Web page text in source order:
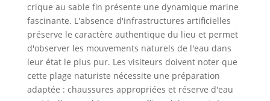
crique au sable fin présente une dynamique marine
fascinante. L'absence d'infrastructures artificielles
préserve le caractère authentique du lieu et permet
d'observer les mouvements naturels de l'eau dans
leur état le plus pur. Les visiteurs doivent noter que
cette plage naturiste nécessite une préparation
adaptée : chaussures appropriées et réserve d'eau